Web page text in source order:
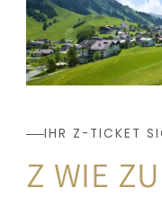
IHR Z-TICKET
Z WIE